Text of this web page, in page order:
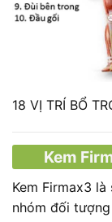
18 VỊ TRÍ BỔ
Kem
Kem Firmax3
nhóm đối